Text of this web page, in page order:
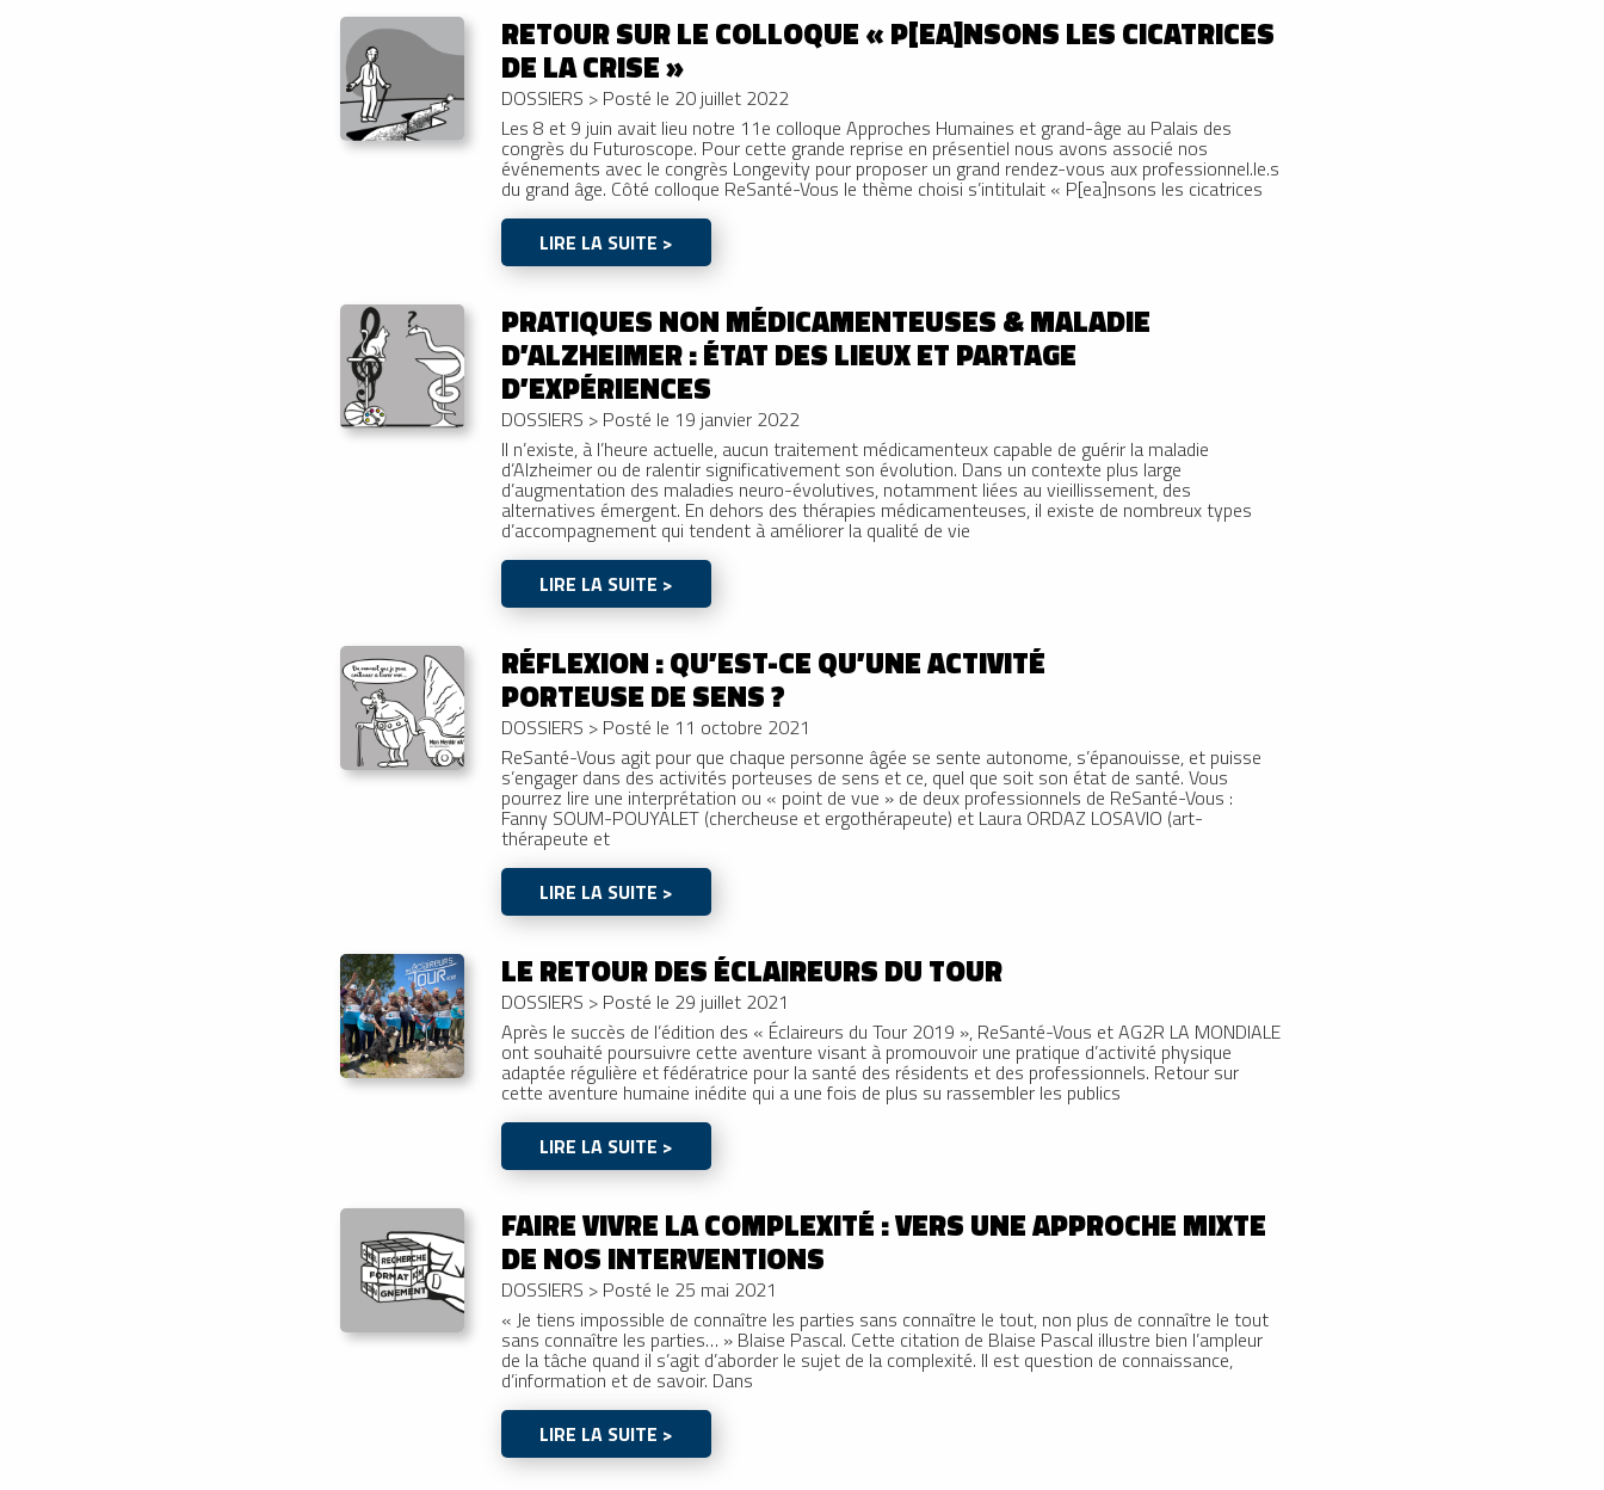
RETOUR SUR LE COLLOQUE « P[EA]NSONS LES CICATRICES
DE LA CRISE »
DOSSIERS > Posté le 20 juillet 2022
Les 8 et 9 juin avait lieu notre 11e colloque Approches Humaines et grand-âge au Palais des
congrès du Futuroscope. Pour cette grande reprise en présentiel nous avons associé nos
événements avec le congrès Longevity pour proposer un grand rendez-vous aux professionnel.le.s
du grand âge. Côté colloque ReSanté-Vous le thème choisi s’intitulait « P[ea]nsons les cicatrices
LIRE LA SUITE >
PRATIQUES NON MÉDICAMENTEUSES & MALADIE
D’ALZHEIMER : ÉTAT DES LIEUX ET PARTAGE
D’EXPÉRIENCES
DOSSIERS > Posté le 19 janvier 2022
Il n’existe, à l’heure actuelle, aucun traitement médicamenteux capable de guérir la maladie
d’Alzheimer ou de ralentir significativement son évolution. Dans un contexte plus large
d’augmentation des maladies neuro-évolutives, notamment liées au vieillissement, des
alternatives émergent. En dehors des thérapies médicamenteuses, il existe de nombreux types
d’accompagnement qui tendent à améliorer la qualité de vie
LIRE LA SUITE >
RÉFLEXION : QU’EST-CE QU’UNE ACTIVITÉ
PORTEUSE DE SENS ?
DOSSIERS > Posté le 11 octobre 2021
ReSanté-Vous agit pour que chaque personne âgée se sente autonome, s’épanouisse, et puisse
s’engager dans des activités porteuses de sens et ce, quel que soit son état de santé. Vous
pourrez lire une interprétation ou « point de vue » de deux professionnels de ReSanté-Vous :
Fanny SOUM-POUYALET (chercheuse et ergothérapeute) et Laura ORDAZ LOSAVIO (art-
thérapeute et
LIRE LA SUITE >
LE RETOUR DES ÉCLAIREURS DU TOUR
DOSSIERS > Posté le 29 juillet 2021
Après le succès de l’édition des « Éclaireurs du Tour 2019 », ReSanté-Vous et AG2R LA MONDIALE
ont souhaité poursuivre cette aventure visant à promouvoir une pratique d’activité physique
adaptée régulière et fédératrice pour la santé des résidents et des professionnels. Retour sur
cette aventure humaine inédite qui a une fois de plus su rassembler les publics
LIRE LA SUITE >
FAIRE VIVRE LA COMPLEXITÉ : VERS UNE APPROCHE MIXTE
DE NOS INTERVENTIONS
DOSSIERS > Posté le 25 mai 2021
« Je tiens impossible de connaître les parties sans connaître le tout, non plus de connaître le tout
sans connaître les parties… » Blaise Pascal. Cette citation de Blaise Pascal illustre bien l’ampleur
de la tâche quand il s’agit d’aborder le sujet de la complexité. Il est question de connaissance,
d’information et de savoir. Dans
LIRE LA SUITE >